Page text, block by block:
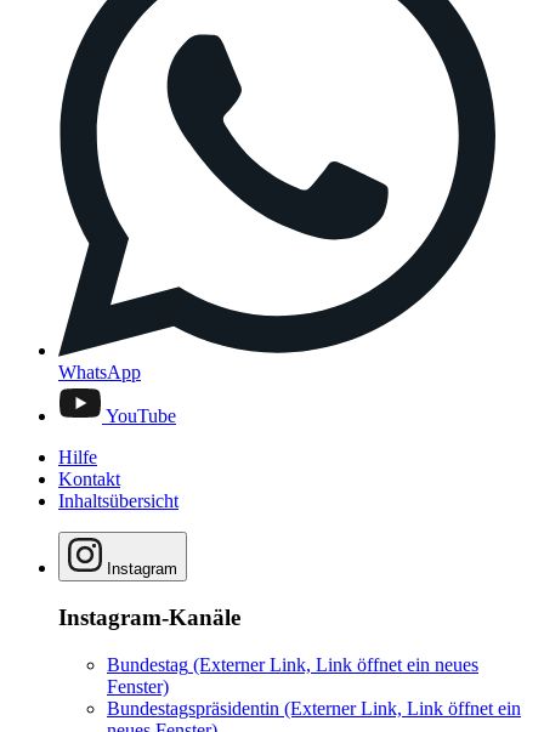
WhatsApp
YouTube
Hilfe
Kontakt
Inhaltsübersicht
Instagram
Instagram-Kanäle
Bundestag (Externer Link, Link öffnet ein neues
Fenster)
Bundestagspräsidentin (Externer Link, Link öffnet ein